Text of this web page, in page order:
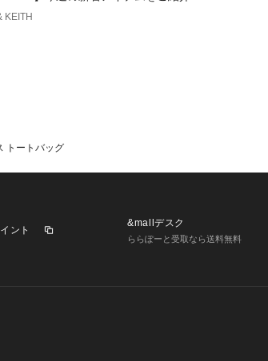
KEITH
トートバッグ
ント
&mallデスク
ららぽーと受取なら送料無料